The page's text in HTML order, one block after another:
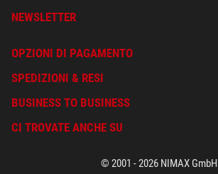
NEWSLETTER
OPZIONI DI PAGAMENTO
SPEDIZIONI & RESI
BUSINESS TO BUSINESS
CI TROVATE ANCHE SU
© 2001 - 2026 NIMAX GmbH